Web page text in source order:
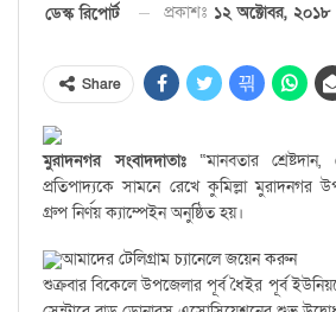
ডেস্ক রিপোর্ট প্রকাশঃ ১২ অক্টোবর, ২০১৮
Share
মুরাদনগর সংবাদদাতাঃ “মানবতার
প্রতিপাদ্যকে সামনে রেখে কুমিল্লা মুরাদনগর
গ্রুপ নির্ণয় ক্যাম্পেইন অনুষ্ঠিত হয়।
আমাদের টেলিগ্রাম চ্যানেলে জয়েন করুন
শুক্রবার বিকেলে উপজেলার পূর্ব ধৈইর পূর্ব